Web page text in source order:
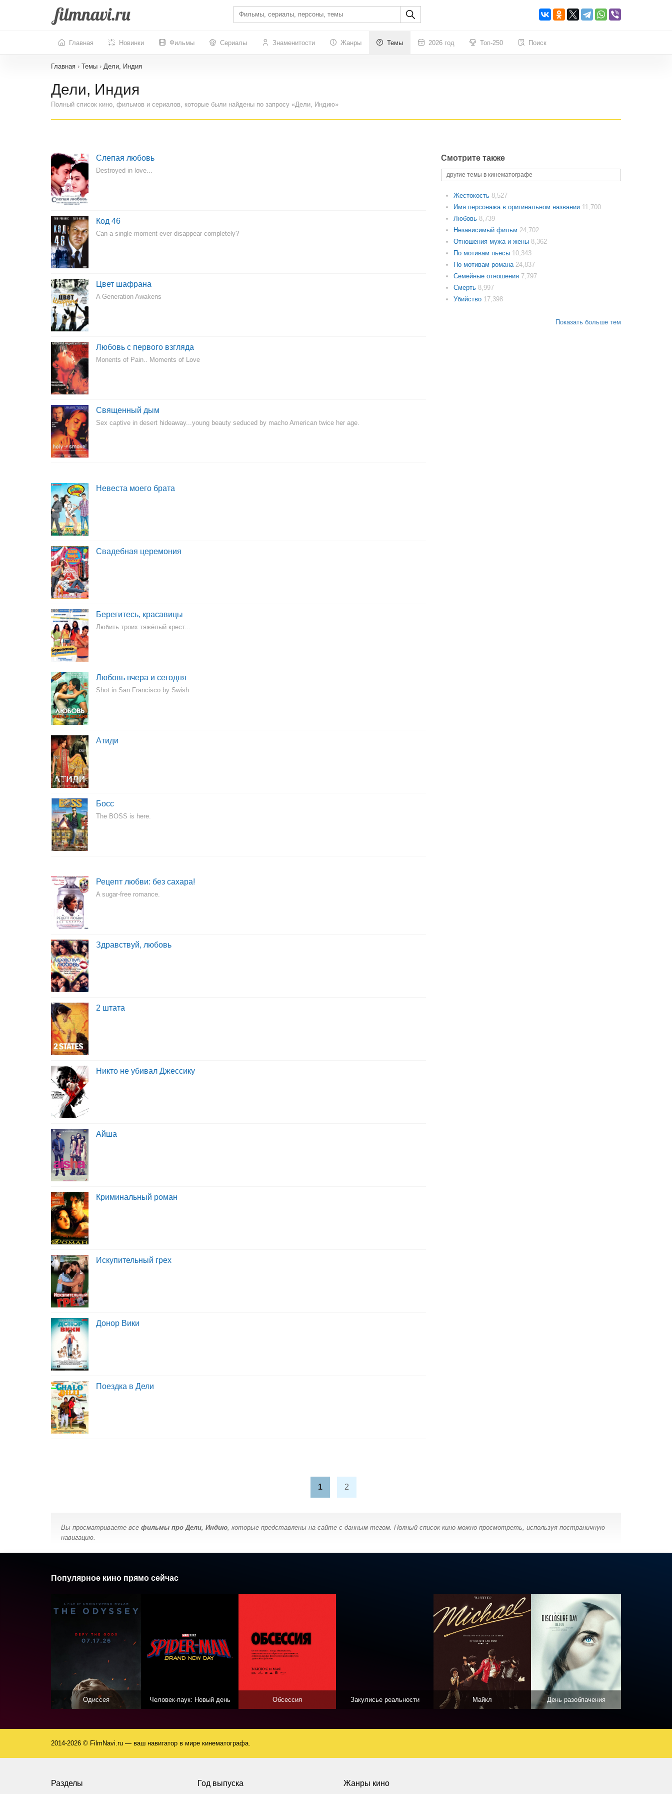
Главная Новинки Фильмы Сериалы Знаменитости Жанры Темы 2026 год Топ-250 Поиск
Главная › Темы › Дели, Индия
Дели, Индия
Полный список кино, фильмов и сериалов, которые были найдены по запросу «Дели, Индию»
Слепая любовь
Destroyed in love...
Код 46
Can a single moment ever disappear completely?
Цвет шафрана
A Generation Awakens
Любовь с первого взгляда
Monents of Pain.. Moments of Love
Священный дым
Sex captive in desert hideaway...young beauty seduced by macho American twice her age.
Невеста моего брата
Свадебная церемония
Берегитесь, красавицы
Любить троих тяжёлый крест...
Любовь вчера и сегодня
Shot in San Francisco by Swish
Атиди
Босс
The BOSS is here.
Рецепт любви: без сахара!
A sugar-free romance.
Здравствуй, любовь
2 штата
Никто не убивал Джессику
Айша
Криминальный роман
Искупительный грех
Донор Вики
Поездка в Дели
Смотрите также
другие темы в кинематографе
Жестокость 8,527
Имя персонажа в оригинальном названии 11,700
Любовь 8,739
Независимый фильм 24,702
Отношения мужа и жены 8,362
По мотивам пьесы 10,343
По мотивам романа 24,837
Семейные отношения 7,797
Смерть 8,997
Убийство 17,398
Показать больше тем
1 2
Вы просматриваете все фильмы про Дели, Индию, которые представлены на сайте с данным тегом. Полный список кино можно просмотреть, используя постраничную
навигацию.
Популярное кино прямо сейчас
Одиссея Человек-паук: Новый день Обсессия Закулисье реальности Майкл День разоблачения
2014-2026 © FilmNavi.ru — ваш навигатор в мире кинематографа.
Разделы Год выпуска Жанры кино